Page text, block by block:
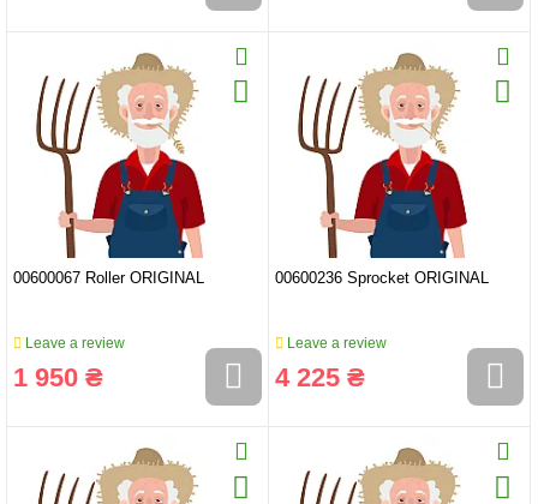
00600067 Roller ORIGINAL
Leave a review
1 950 ₴
00600236 Sprocket ORIGINAL
Leave a review
4 225 ₴